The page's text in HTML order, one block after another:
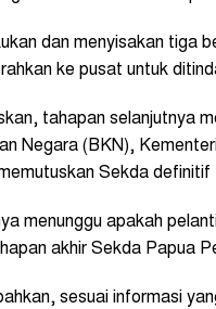
dan menyisakan tiga
ke pusat untuk
tahapan selanjutnya
Negara (BKN),
Sekda definitif
menunggu apakah
akhir Sekda Papua
sesuai informasi